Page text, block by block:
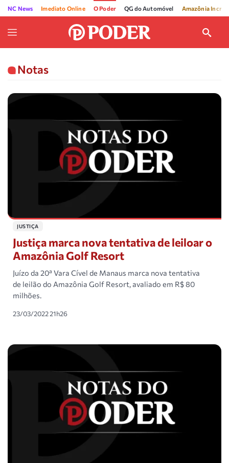
NC News Imediato Online O Poder QG do Automóvel Amazônia
Notas
JUSTIÇA
Justiça marca nova tentativa de leiloar o
Amazônia Golf Resort
Juízo da 20ª Vara Cível de Manaus marca nova tentativa
de leilão do Amazônia Golf Resort, avaliado em R$ 80
milhões.
23/03/2022 21h26